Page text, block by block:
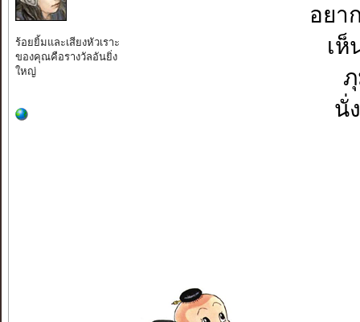
ร้อยยิ้มและเสียงหัวเราะ
ของคุณคือรางวัลอันยิ่ง
ใหญ่
อยา
เ
นั่